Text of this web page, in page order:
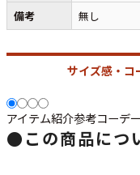
お客様の声
レビュー1
お気に入りリスト
メルマガ登録
会社概要
店舗一覧
備考 無し
サイズ感・
アイテム紹介参考コーデ
● この商品につ